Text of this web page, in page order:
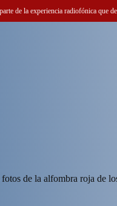
de la experiencia radiofónica que
de la alfombra roja de